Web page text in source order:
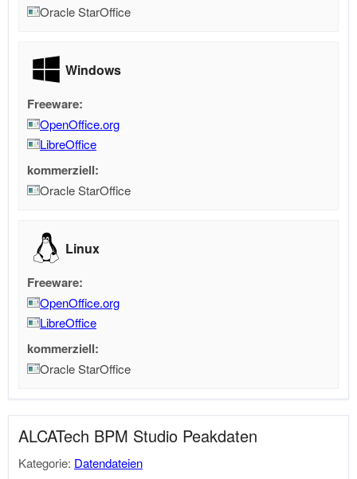
Oracle StarOffice
Windows
Freeware:
OpenOffice.org
LibreOffice
kommerziell:
Oracle StarOffice
Linux
Freeware:
OpenOffice.org
LibreOffice
kommerziell:
Oracle StarOffice
ALCATech BPM Studio Peakdaten
Kategorie: Datendateien